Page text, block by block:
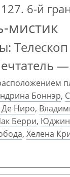
6-й
мистик
Боннэр,
Де Ниро,
Берри,
, Хелена